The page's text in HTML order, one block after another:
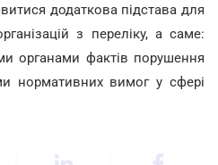
додаткова підстава для
з переліку, а саме:
органами фактів порушення
нормативних вимог у сфері